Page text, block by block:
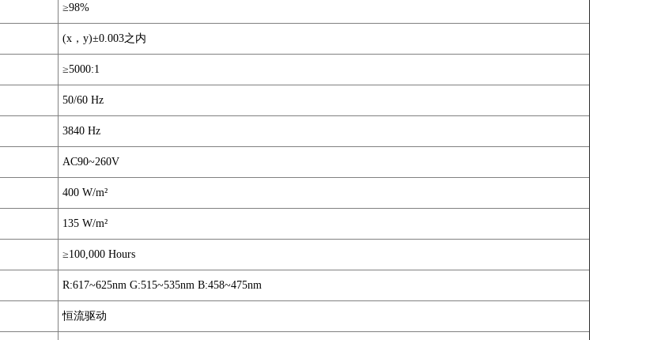
≥98%
(x，y)±0.003之内
≥5000:1
50/60 Hz
3840 Hz
AC90~260V
400 W/m²
135 W/m²
≥100,000 Hours
R:617~625nm G:515~535nm B:458~475nm
恒流驱动